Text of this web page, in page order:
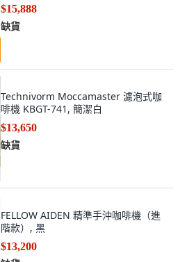
$15,888
缺貨
Technivorm Moccamaster 濾泡式咖
啡機 KBGT-741, 簡潔白
$13,650
缺貨
FELLOW AIDEN 精準手沖咖啡機（進
階款）, 黑
$13,200